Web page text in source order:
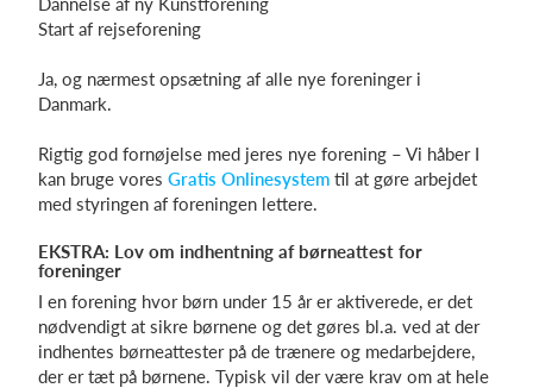
Start af rejseforening
Ja, og nærmest opsætning af alle nye foreninger i
Danmark.
Rigtig god fornøjelse med jeres nye forening – Vi håber I
kan bruge vores Gratis Onlinesystem til at gøre arbejdet
med styringen af foreningen lettere.
EKSTRA: Lov om indhentning af børneattest for
foreninger
I en forening hvor børn under 15 år er aktiverede, er det
nødvendigt at sikre børnene og det gøres bl.a. ved at der
indhentes børneattester på de trænere og medarbejdere,
der er tæt på børnene. Typisk vil der være krav om at hele